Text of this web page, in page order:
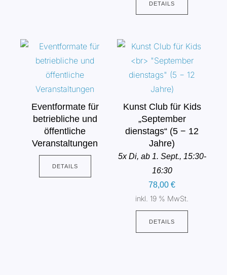
DETAILS
Eventformate für
betriebliche und
öffentliche
Veranstaltungen
DETAILS
Kunst Club für Kids
„September
dienstags“ (5 − 12
Jahre)
5x Di, ab 1. Sept., 15:30-
16:30
78,00€
inkl. 19 % MwSt.
DETAILS